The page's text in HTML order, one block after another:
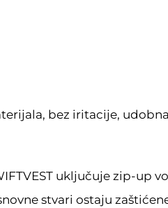
bez iritacije,
uključuje zip-up
stvari ostaju